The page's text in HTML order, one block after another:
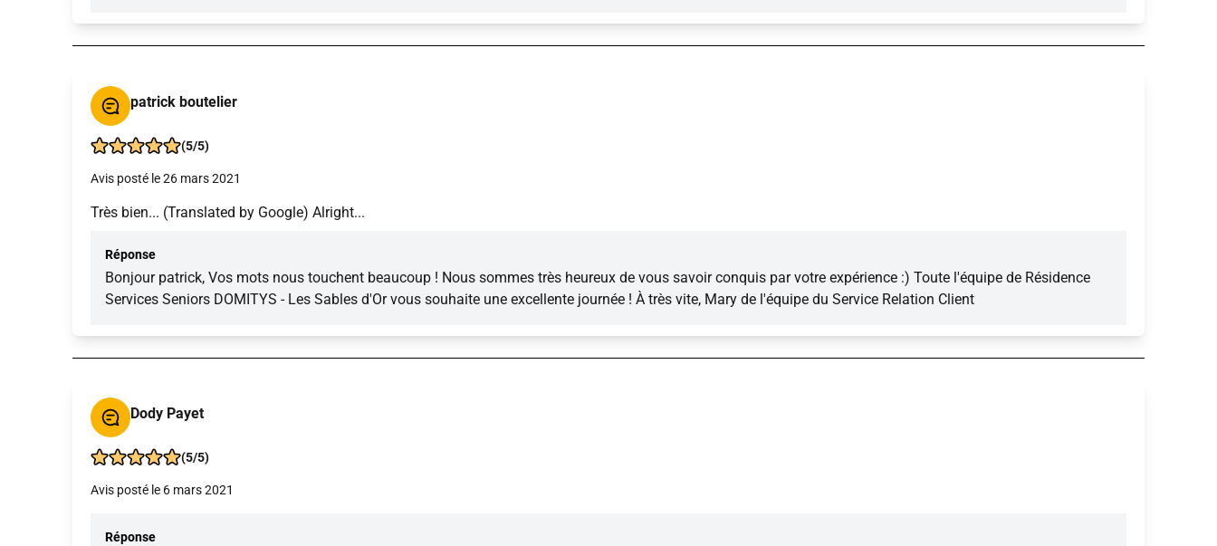
patrick boutelier
(5/5)
Avis posté le 26 mars 2021
Très bien... (Translated by Google) Alright...
Réponse
Bonjour patrick, Vos mots nous touchent beaucoup ! Nous sommes très heureux de vous savoir conquis par votre expérience :) Toute l'équipe de Résidence
Services Seniors DOMITYS - Les Sables d'Or vous souhaite une excellente journée ! À très vite, Mary de l'équipe du Service Relation Client
Dody Payet
(5/5)
Avis posté le 6 mars 2021
Réponse